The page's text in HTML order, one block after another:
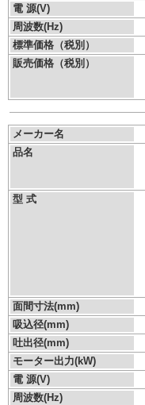
電 源(V)
周波数(Hz)
標準価格（税別）
販売価格（税別）
メーカー名
品名
型 式
面間寸法(mm)
吸込径(mm)
吐出径(mm)
モーター出力(kW)
電 源(V)
周波数(Hz)